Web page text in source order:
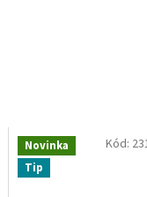
Novinka
Tip
Kód: